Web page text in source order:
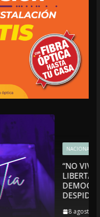
TIEMPOS PARA
EXPRESIÓN NI PARA LA
MÉXICO”: LUIS